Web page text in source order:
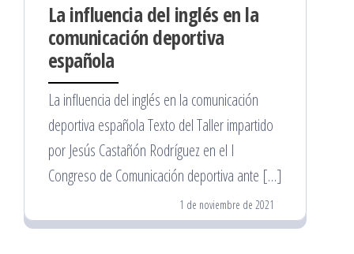
La influencia del inglés en la
comunicación deportiva
española
La influencia del inglés en la comunicación
deportiva española Texto del Taller impartido
por Jesús Castañón Rodríguez en el I
Congreso de Comunicación deportiva ante […]
1 de noviembre de 2021